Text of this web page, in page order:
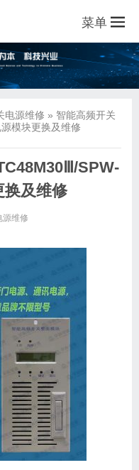
菜单
电源维修 » 智能高频开关
模块更换及维修
SPW-
换及维修
源维修